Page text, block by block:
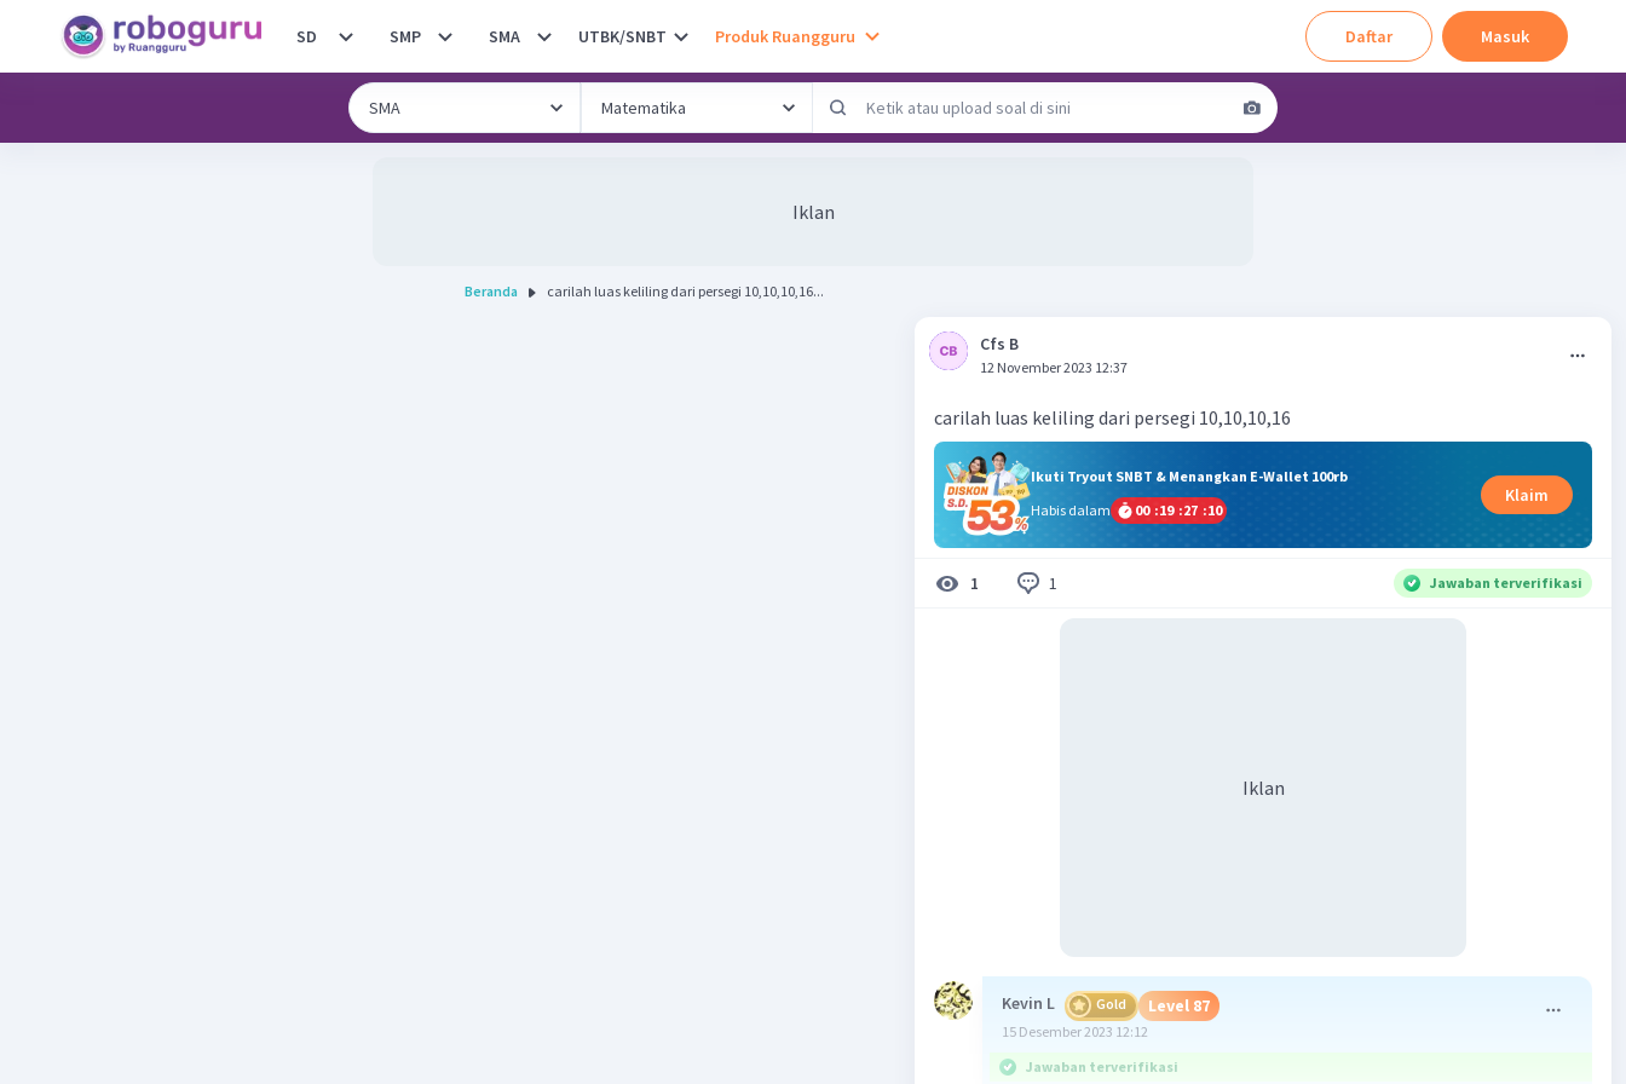
SD SMP SMA UTBK/SNBT Produk Ruangguru Daftar Masuk
Iklan
Beranda carilah luas keliling dari persegi 10,10,10,16...
Cfs B
12 November 2023 12:37
carilah luas keliling dari persegi 10,10,10,16
Ikuti Tryout SNBT & Menangkan E-Wallet 100rb
Habis dalam
00 :19 :27 :10
Klaim
1 1 Jawaban terverifikasi
Iklan
Kevin L Gold Level 87
15 Desember 2023 12:12
Jawaban terverifikasi